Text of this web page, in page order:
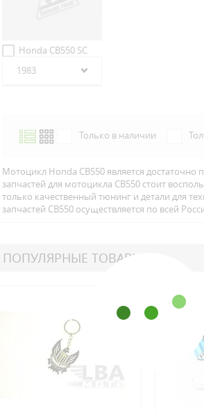
Honda CB550 SC
1983
Только в наличии
Мотоцикл Honda CB550 является
запчастей для мотоцикла CB550 стоит
только качественный тюнинг и детали для
запчастей CB550 осуществляется по всей
ПОПУЛЯРНЫЕ ТОВАРЫ